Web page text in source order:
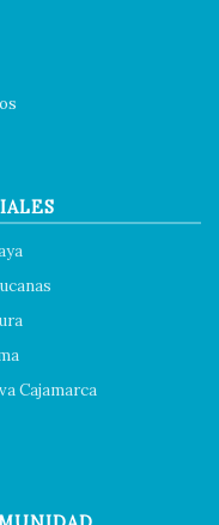
Cajamarca